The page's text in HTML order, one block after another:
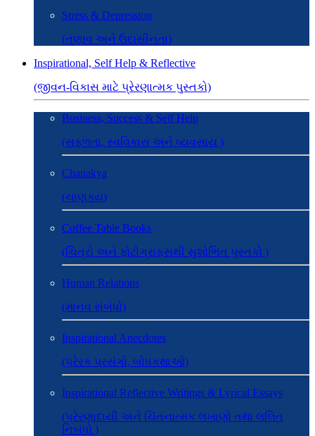
Stress & Depression
(તણાવ અને ઉદાસીનતા)
Inspirational, Self Help & Reflective
(જીવન-વિકાસ માટે પ્રેરણાત્મક પુસ્તકો)
Business, Success & Self Help
(સફળતા, સ્વવિકાસ અને વ્યવસાય )
Chanakya
(ચાણક્ય)
Coffee Table Books
(ચિત્રો અને ફોટોગ્રાફ્સથી સુશોભિત પુસ્તકો )
Human Relations
(માનવ સંબંધો)
Inspirational Anecdotes
(પ્રેરક પ્રસંગો, બોધકથાઓ)
Inspirational Reflective Writings & Lyrical Essays
(પ્રેરણાદાયી અને ચિંતનાત્મક લખાણો તથા લલિત
નિબંધો )